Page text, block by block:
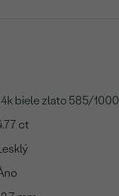
biele zlato 585/1000
ct